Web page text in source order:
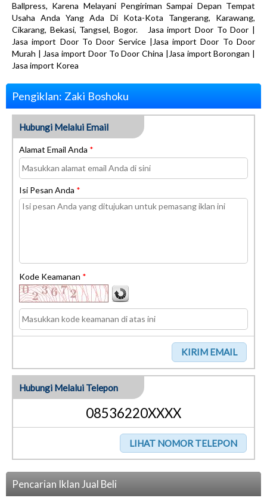
Ballpress, Karena Melayani Pengiriman Sampai Depan Tempat
Usaha Anda Yang Ada Di Kota-Kota Tangerang, Karawang,
Cikarang, Bekasi, Tangsel, Bogor. Jasa import Door To Door |
Jasa import Door To Door Service |Jasa import Door To Door
Murah | Jasa import Door To Door China |Jasa import Borongan |
Jasa import Korea
Pengiklan: Zaki Boshoku
Hubungi Melalui Email
Alamat Email Anda *
Isi Pesan Anda *
Kode Keamanan *
Hubungi Melalui Telepon
08536220XXXX
Pencarian Iklan Jual Beli